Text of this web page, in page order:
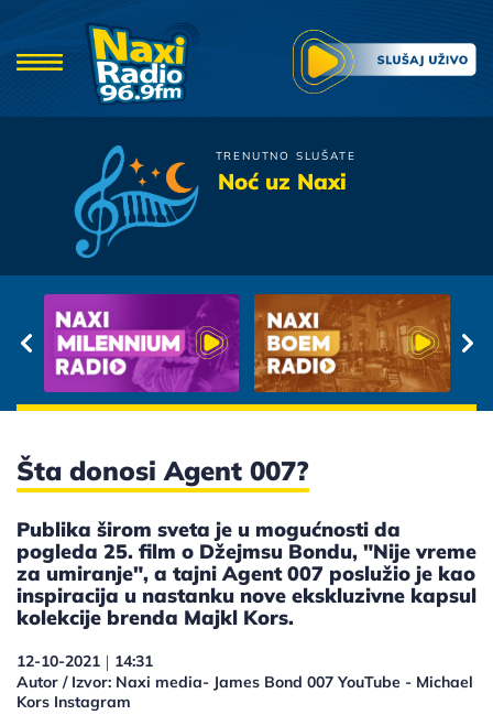
TRENUTNO SLUŠATE
Noć uz NaxiPetar Graso
Šta donosi Agent 007?
Publika širom sveta je u mogućnosti da
pogleda 25. film o Džejmsu Bondu, "Nije vreme
za umiranje", a tajni Agent 007 poslužio je kao
inspiracija u nastanku nove ekskluzivne kapsul
kolekcije brenda Majkl Kors.
12-10-2021 | 14:31
Autor / Izvor: Naxi media- James Bond 007 YouTube - Michael
Kors Instagram